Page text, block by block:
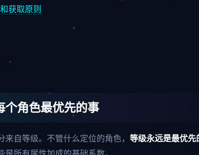
获取原则
个角色最优先的事
自等级。不管什么定位的角色， 等级永远是最优先